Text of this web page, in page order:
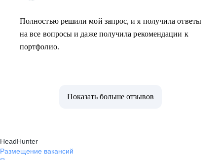
Полностью решили мой запрос, и я получила ответы
на все вопросы и даже получила рекомендации к
портфолио.
Показать больше отзывов
HeadHunter
Размещение вакансий